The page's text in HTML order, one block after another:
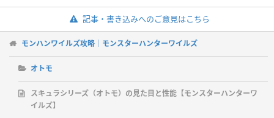
記事・書き込みへのご意見はこちら
モンハンワイルズ攻略｜モンスターハンターワイルズ
オトモ
スキュラシリーズ（オトモ）の見た目と性能【モンスターハンターワ
イルズ】